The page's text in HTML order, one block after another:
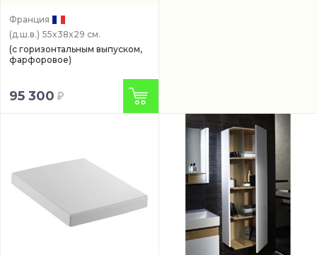
Франция
(д.ш.в.) 55x38x29 см.
(с горизонтальным выпуском,
фарфоровое)
95 300